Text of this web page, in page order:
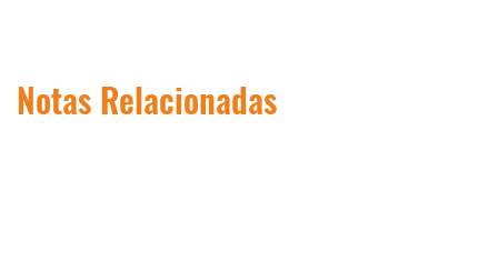
Notas Relacionadas